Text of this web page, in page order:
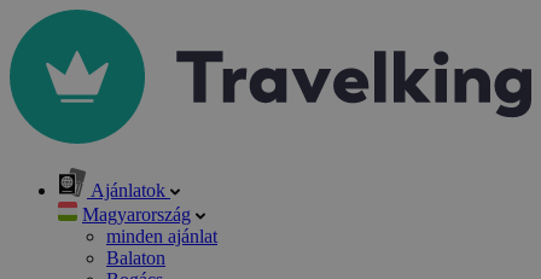
Ajánlatok
Magyarország
minden ajánlat
Balaton